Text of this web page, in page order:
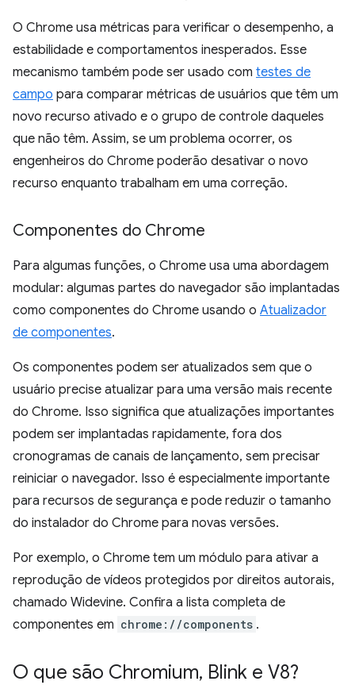
O Chrome usa métricas para verificar o desempenho, a
estabilidade e comportamentos inesperados. Esse
mecanismo também pode ser usado com testes de
campo para comparar métricas de usuários que têm um
novo recurso ativado e o grupo de controle daqueles
que não têm. Assim, se um problema ocorrer, os
engenheiros do Chrome poderão desativar o novo
recurso enquanto trabalham em uma correção.
Componentes do Chrome
Para algumas funções, o Chrome usa uma abordagem
modular: algumas partes do navegador são implantadas
como componentes do Chrome usando o Atualizador
de componentes.
Os componentes podem ser atualizados sem que o
usuário precise atualizar para uma versão mais recente
do Chrome. Isso significa que atualizações importantes
podem ser implantadas rapidamente, fora dos
cronogramas de canais de lançamento, sem precisar
reiniciar o navegador. Isso é especialmente importante
para recursos de segurança e pode reduzir o tamanho
do instalador do Chrome para novas versões.
Por exemplo, o Chrome tem um módulo para ativar a
reprodução de vídeos protegidos por direitos autorais,
chamado Widevine. Confira a lista completa de
componentes em chrome://components .
O que são Chromium, Blink e V8?